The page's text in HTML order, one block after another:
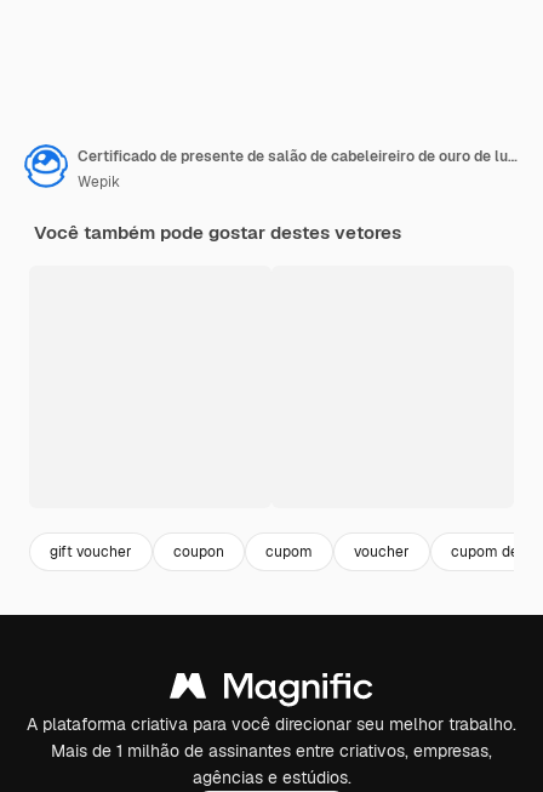
Certificado de presente de salão de cabeleireiro de ouro de luxo
Wepik
Você também pode gostar destes vetores
gift voucher coupon cupom voucher cupom de
A plataforma criativa para você direcionar seu melhor trabalho.
Mais de 1 milhão de assinantes entre criativos, empresas,
agências e estúdios.